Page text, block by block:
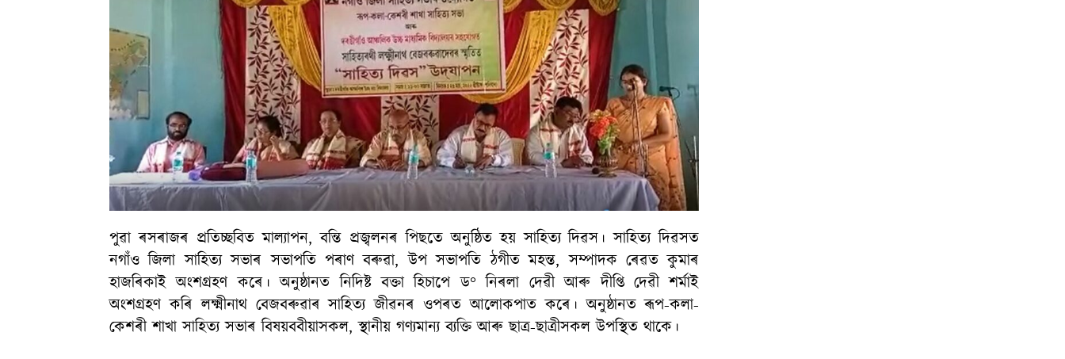
পুৱা ৰসৰাজৰ প্ৰতিচ্ছবিত মাল্যাপন, বন্তি প্ৰজ্বলনৰ পিছতে অনুষ্ঠিত হয় সাহিত্য দিৱস। সাহিত্য দিৱসত
নগাঁও জিলা সাহিত্য সভাৰ সভাপতি পৰাণ বৰুৱা, উপ সভাপতি ঠগীত মহন্ত, সম্পাদক ৰেৱত কুমাৰ
হাজৰিকাই অংশগ্ৰহণ কৰে। অনুষ্ঠানত নিদিষ্ট বক্তা হিচাপে ড° নিৰলা দেৱী আৰু দীপ্তি দেৱী শৰ্মাই
অংশগ্ৰহণ কৰি লক্ষ্মীনাথ বেজবৰুৱাৰ সাহিত্য জীৱনৰ ওপৰত আলোকপাত কৰে। অনুষ্ঠানত ৰূপ-কলা-
কেশৰী শাখা সাহিত্য সভাৰ বিষয়ববীয়াসকল, স্থানীয় গণ্যমান্য ব্যক্তি আৰু ছাত্ৰ-ছাত্ৰীসকল উপস্থিত থাকে।